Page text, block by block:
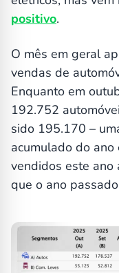
positivo.
O mês em geral
vendas de
Enquanto em
192.752
sido 195.170 –
acumulado do
vendidos este
que o ano